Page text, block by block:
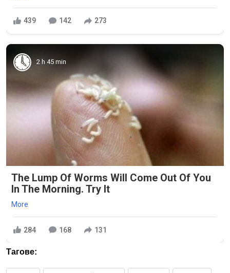
439 142 273
2 h 45 min
The Lump Of Worms Will Come Out Of You
In The Morning. Try It
More
284 168 131
Тагове: